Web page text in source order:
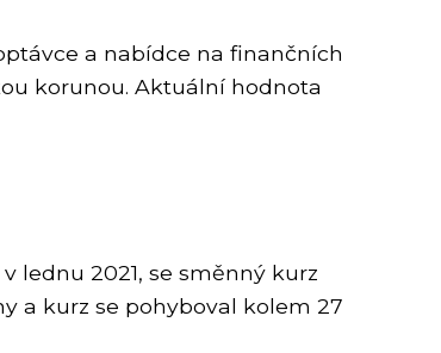
a nabídce na finančních
korunou. Aktuální hodnota
lednu 2021, se směnný kurz
a kurz se pohyboval kolem 27